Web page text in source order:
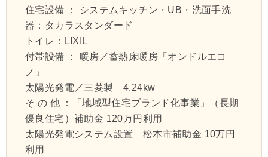
住宅設備 ： システムキッチン・UB・洗面手洗
器：タカラスタンダード
トイレ：LIXIL
付帯設備 ： 暖房／蓄熱床暖房「オンドルエコ
ノ」
太陽光発電／三菱製 4.24kw
そ の 他 ：「地域型住宅ブランド化事業」（長期
優良住宅）補助金 120万円利用
太陽光発電システム設置 松本市補助金 10万円
利用